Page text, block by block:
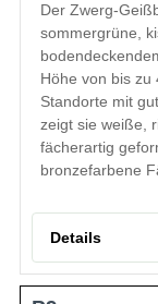
Blüte
Blütezeit
Boden
Standort
Pflanzen pro
m²
Eigenschaften
Der Zwerg-
sommergrüne,
Höhe von bis zu
Standorte mit
zeigt sie weiße,
fächerartig
bronzefarbene
Details
Portrait des